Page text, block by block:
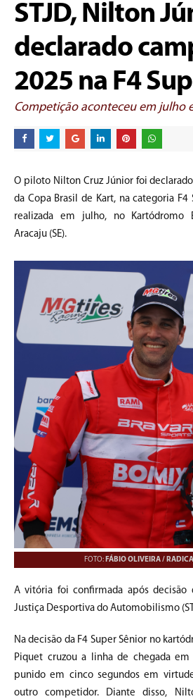
STJD, Nilton
declarado
2025 na F4
Competição aconteceu em julho
O piloto Nilton Cruz Júnior foi
da Copa Brasil de Kart, na categoria F4
realizada em julho, no Kartódromo
Aracaju (SE).
FOTO: FÁBIO OLIVEIRA /
A vitória foi confirmada após decisão
Justiça Desportiva do Automobilismo
Na decisão da F4 Super Sênior no
Piquet cruzou a linha de chegada
punido em cinco segundos em
outro competidor. Diante disso,